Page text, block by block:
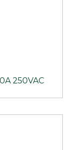
250VAC